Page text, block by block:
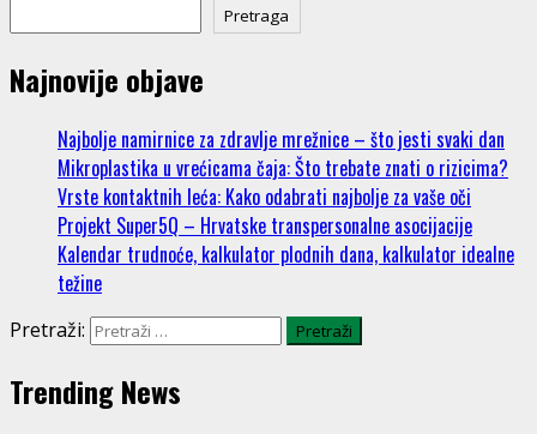
Pretraga
Najnovije objave
Najbolje namirnice za zdravlje mrežnice – što jesti svaki dan
Mikroplastika u vrećicama čaja: Što trebate znati o rizicima?
Vrste kontaktnih leća: Kako odabrati najbolje za vaše oči
Projekt Super5Q – Hrvatske transpersonalne asocijacije
Kalendar trudnoće, kalkulator plodnih dana, kalkulator idealne
težine
Pretraži:
Trending News